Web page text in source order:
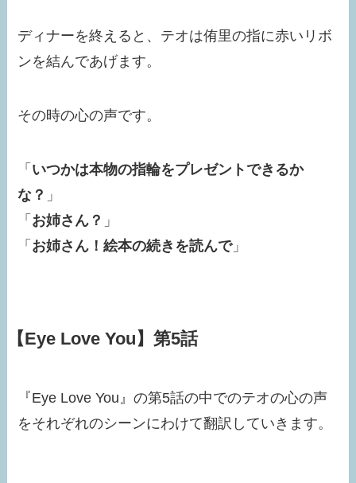
ディナーを終えると、テオは侑里の指に赤いリボ
ンを結んであげます。
その時の心の声です。
「 いつかは本物の指輪をプレゼントできるか
な？ 」
「 お姉さん？ 」
「 お姉さん！絵本の続きを読んで」
【Eye Love You】第5話
『Eye Love You』の第5話の中でのテオの心の声
をそれぞれのシーンにわけて翻訳していきます。